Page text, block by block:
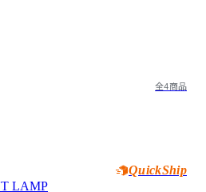
全4商品
QuickShip